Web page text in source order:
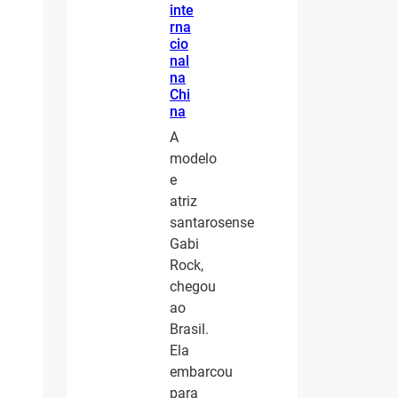
inte
rna
cio
nal
na
Chi
na
A
modelo
e
atriz
santarosense
Gabi
Rock,
chegou
ao
Brasil.
Ela
embarcou
para